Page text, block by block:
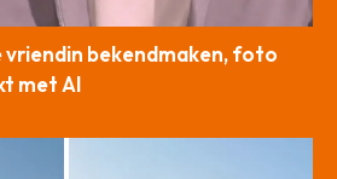
vriendin bekendmaken, foto
met AI